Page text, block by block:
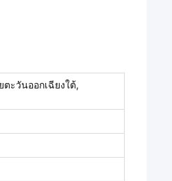
ตะวันออกเฉียงใต้,